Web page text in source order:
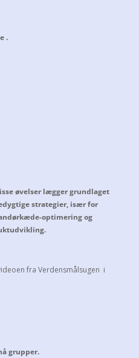
.
øvelserlægger grundlaget
strategier, især for
optimering og
fra Verdensmålsugen i
grupper.